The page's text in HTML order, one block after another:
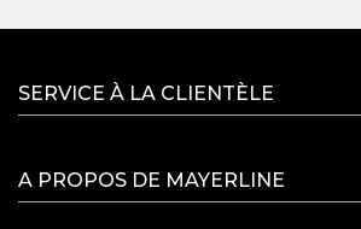
SERVICE À LA CLIENTÈLE
A PROPOS DE MAYERLINE